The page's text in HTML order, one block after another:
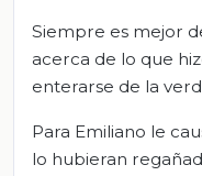
Siempre es mejor
acerca de lo que
enterarse de la
Para Emiliano le
lo hubieran